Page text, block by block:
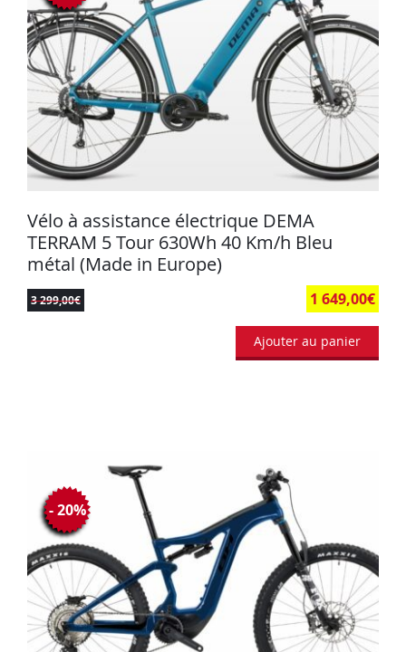
Vélo à assistance électrique DEMA
TERRAM 5 Tour 630Wh 40 Km/h Bleu
métal (Made in Europe)
3 299,00€ 1 649,00€
Ajouter au panier
- 20%